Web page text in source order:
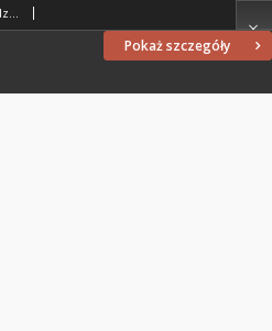
Pokaż szczegóły
Wiadomości Mazurskie : pismo codzienne. 1946 (R. 2), nr 124 (135)